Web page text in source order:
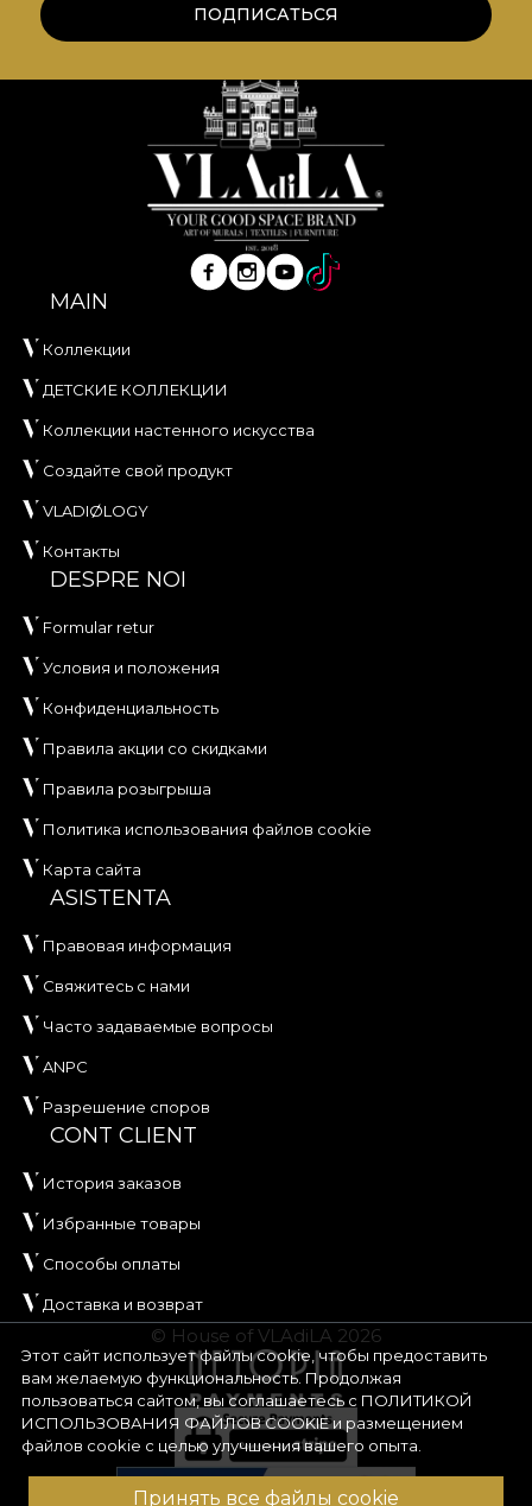
Этот сайт использует файлы cookie, чтобы предоставить
вам желаемую функциональность. Продолжая
пользоваться сайтом, вы соглашаетесь с ПОЛИТИКОЙ
ИСПОЛЬЗОВАНИЯ ФАЙЛОВ COOKIEи размещением
файлов cookie с целью улучшения вашего опыта.
Принять все файлы cookie
ПОДПИСАТЬСЯ
MAIN
Коллекции
ДЕТСКИЕ КОЛЛЕКЦИИ
Коллекции настенного искусства
Создайте свой продукт
VLADIØLOGY
Контакты
DESPRE NOI
Formular retur
Условия и положения
Конфиденциальность
Правила акции со скидками
Правила розыгрыша
Политика использования файлов cookie
Карта сайта
ASISTENTA
Правовая информация
Свяжитесь с нами
Часто задаваемые вопросы
ANPC
Разрешение споров
CONT CLIENT
История заказов
Избранные товары
Способы оплаты
Доставка и возврат
© House of VLAdiLA 2026